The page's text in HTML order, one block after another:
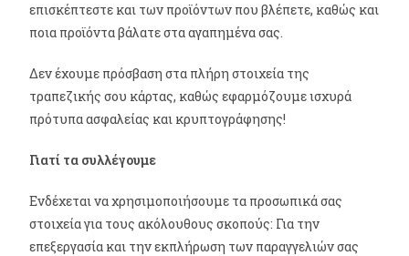
επισκέπτεστε και των προϊόντων που βλέπετε, καθώς και
ποια προϊόντα βάλατε στα αγαπημένα σας.
Δεν έχουμε πρόσβαση στα πλήρη στοιχεία της
τραπεζικής σου κάρτας, καθώς εφαρμόζουμε ισχυρά
πρότυπα ασφαλείας και κρυπτογράφησης!
Γιατί τα συλλέγουμε
Ενδέχεται να χρησιμοποιήσουμε τα προσωπικά σας
στοιχεία για τους ακόλουθους σκοπούς: Για την
επεξεργασία και την εκπλήρωση των παραγγελιών σας